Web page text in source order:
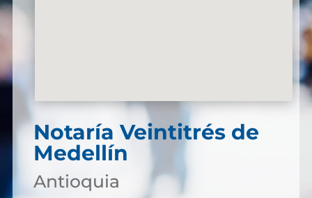
Notaría Veintitrés de
Medellín
Antioquia